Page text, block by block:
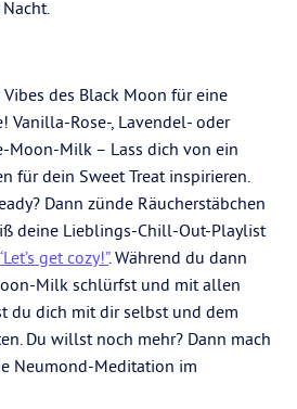
des Black Moon für eine
Vanilla-Rose-, Lavendel- oder
Moon-Milk – Lass dich von ein
für dein Sweet Treat inspirieren.
Dann zünde Räucherstäbchen
deine Lieblings-Chill-Out-Playlist
get cozy!”. Während du dann
Milk schlürfst und mit allen
du dich mit dir selbst und dem
Du willst noch mehr? Dann mach
Neumond-Meditation im